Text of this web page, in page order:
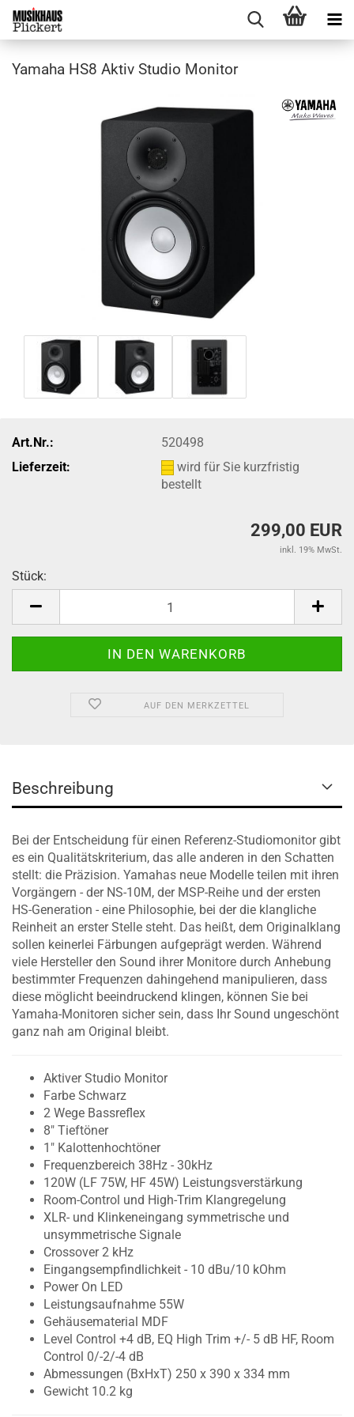
Yamaha HS8 Aktiv Studio Monitor
Art.Nr.:
520498
Lieferzeit:
wird für Sie kurzfristig
bestellt
299,00 EUR
inkl. 19% MwSt.
Stück:
AUF DEN MERKZETTEL
Beschreibung
Bei der Entscheidung für einen Referenz-Studiomonitor gibt
es ein Qualitätskriterium, das alle anderen in den Schatten
stellt: die Präzision. Yamahas neue Modelle teilen mit ihren
Vorgängern - der NS-10M, der MSP-Reihe und der ersten
HS-Generation - eine Philosophie, bei der die klangliche
Reinheit an erster Stelle steht. Das heißt, dem Originalklang
sollen keinerlei Färbungen aufgeprägt werden. Während
viele Hersteller den Sound ihrer Monitore durch Anhebung
bestimmter Frequenzen dahingehend manipulieren, dass
diese möglicht beeindruckend klingen, können Sie bei
Yamaha-Monitoren sicher sein, dass Ihr Sound ungeschönt
ganz nah am Original bleibt.
Aktiver Studio Monitor
Farbe Schwarz
2 Wege Bassreflex
8" Tieftöner
1" Kalottenhochtöner
Frequenzbereich 38Hz - 30kHz
120W (LF 75W, HF 45W) Leistungsverstärkung
Room-Control und High-Trim Klangregelung
XLR- und Klinkeneingang symmetrische und
unsymmetrische Signale
Crossover 2 kHz
Eingangsempfindlichkeit - 10 dBu/10 kOhm
Power On LED
Leistungsaufnahme 55W
Gehäusematerial MDF
Level Control +4 dB, EQ High Trim +/- 5 dB HF, Room
Control 0/-2/-4 dB
Abmessungen (BxHxT) 250 x 390 x 334 mm
Gewicht 10.2 kg